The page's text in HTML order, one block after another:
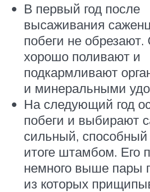
В первый год после
высаживания
побеги не
хорошо поливают и
подкармливают
и минеральными
На следующий год
побеги и выбирают
сильный, способный
итоге штамбом. Его
немного выше пары
из которых